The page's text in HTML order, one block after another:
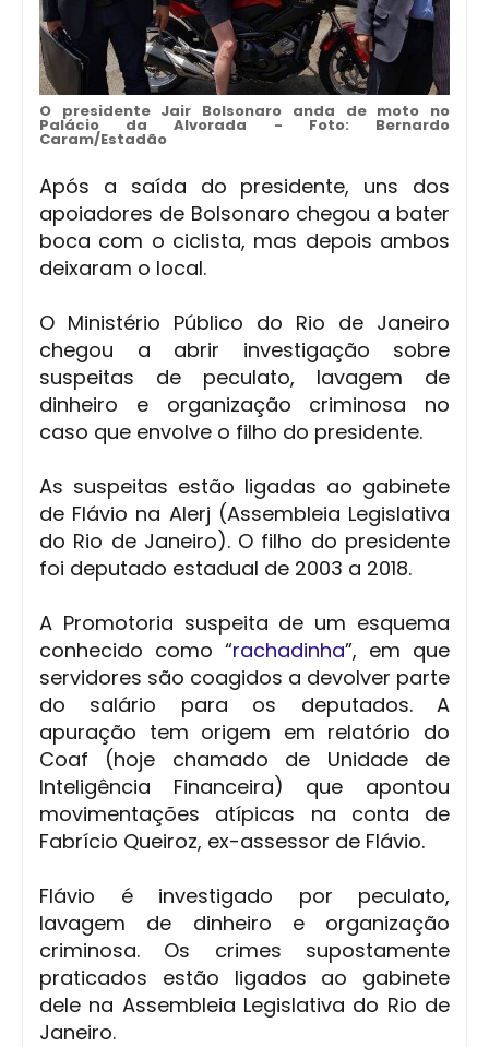
O presidente Jair Bolsonaro anda de moto no
Palácio da Alvorada - Foto: Bernardo
Caram/Estadão
Após a saída do presidente, uns dos
apoiadores de Bolsonaro chegou a bater
boca com o ciclista, mas depois ambos
deixaram o local.
O Ministério Público do Rio de Janeiro
chegou a abrir investigação sobre
suspeitas de peculato, lavagem de
dinheiro e organização criminosa no
caso que envolve o filho do presidente.
As suspeitas estão ligadas ao gabinete
de Flávio na Alerj (Assembleia Legislativa
do Rio de Janeiro). O filho do presidente
foi deputado estadual de 2003 a 2018.
A Promotoria suspeita de um esquema
conhecido como “rachadinha”, em que
servidores são coagidos a devolver parte
do salário para os deputados. A
apuração tem origem em relatório do
Coaf (hoje chamado de Unidade de
Inteligência Financeira) que apontou
movimentações atípicas na conta de
Fabrício Queiroz, ex-assessor de Flávio.
Flávio é investigado por peculato,
lavagem de dinheiro e organização
criminosa. Os crimes supostamente
praticados estão ligados ao gabinete
dele na Assembleia Legislativa do Rio de
Janeiro.